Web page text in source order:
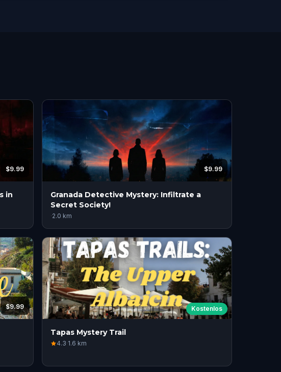
$9.99
in
$9.99
Granada Detective Mystery: Infiltrate a
Secret Society!
·2.0 km
$9.99 Kostenlos
Tapas Mystery Trail
4.3·1.6 km